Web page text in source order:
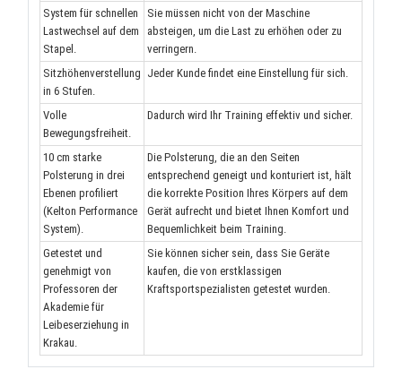
System für schnellen
Lastwechsel auf dem
Stapel.
Sie müssen nicht von der Maschine
absteigen, um die Last zu erhöhen oder zu
verringern.
Sitzhöhenverstellung
in 6 Stufen.
Jeder Kunde findet eine Einstellung für sich.
Volle
Bewegungsfreiheit.
Dadurch wird Ihr Training effektiv und sicher.
10 cm starke
Polsterung in drei
Ebenen profiliert
(Kelton Performance
System).
Die Polsterung, die an den Seiten
entsprechend geneigt und konturiert ist, hält
die korrekte Position Ihres Körpers auf dem
Gerät aufrecht und bietet Ihnen Komfort und
Bequemlichkeit beim Training.
Getestet und
genehmigt von
Professoren der
Akademie für
Leibeserziehung in
Krakau.
Sie können sicher sein, dass Sie Geräte
kaufen, die von erstklassigen
Kraftsportspezialisten getestet wurden.